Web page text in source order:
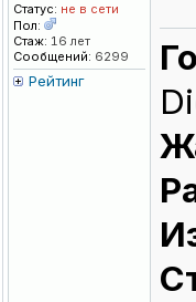
Статус: не в сети
Пол:
Стаж: 16 лет
Сообщений: 6299
Рейтинг